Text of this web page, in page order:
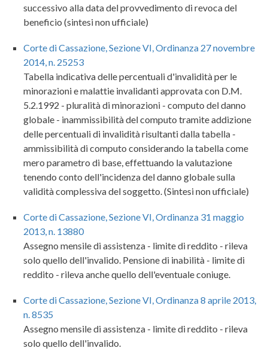
successivo alla data del provvedimento di revoca del
beneficio (sintesi non ufficiale)
Corte di Cassazione, Sezione VI, Ordinanza 27 novembre
2014, n. 25253
Tabella indicativa delle percentuali d'invalidità per le
minorazioni e malattie invalidanti approvata con D.M.
5.2.1992 - pluralità di minorazioni - computo del danno
globale - inammissibilità del computo tramite addizione
delle percentuali di invalidità risultanti dalla tabella -
ammissibilità di computo considerando la tabella come
mero parametro di base, effettuando la valutazione
tenendo conto dell'incidenza del danno globale sulla
validità complessiva del soggetto. (Sintesi non ufficiale)
Corte di Cassazione, Sezione VI, Ordinanza 31 maggio
2013, n. 13880
Assegno mensile di assistenza - limite di reddito - rileva
solo quello dell'invalido. Pensione di inabilità - limite di
reddito - rileva anche quello dell'eventuale coniuge.
Corte di Cassazione, Sezione VI, Ordinanza 8 aprile 2013,
n. 8535
Assegno mensile di assistenza - limite di reddito - rileva
solo quello dell'invalido.